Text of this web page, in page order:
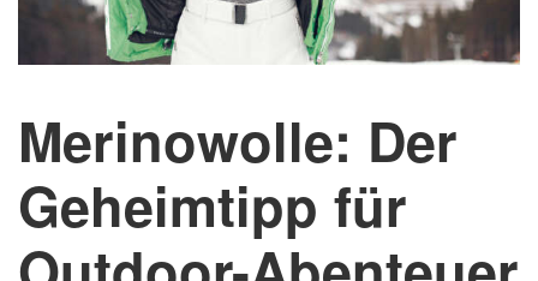
Merinowolle: Der
Geheimtipp für